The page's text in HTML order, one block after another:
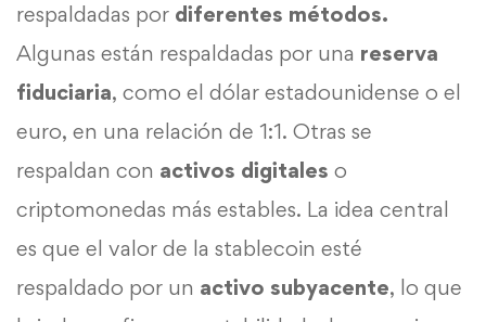
respaldadas por diferentes métodos.
Algunas están respaldadas por una reserva
fiduciaria, como el dólar estadounidense o el
euro, en una relación de 1:1. Otras se
respaldan con activos digitales o
criptomonedas más estables. La idea central
es que el valor de la stablecoin esté
respaldado por un activo subyacente, lo que